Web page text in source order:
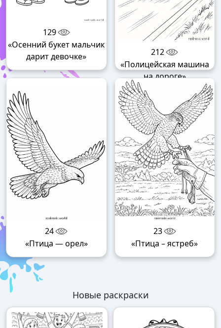
129
«Осенний букет мальчик
дарит девочке»
212
«Полицейская машина
на дороге»
24
«Птица — орел»
23
«Птица – ястреб»
Новые раскраски